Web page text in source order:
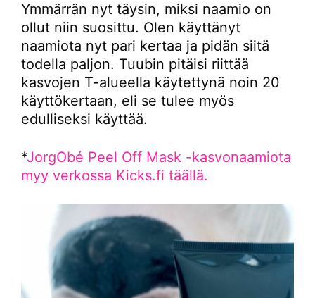
Ymmärrän nyt täysin, miksi naamio on
ollut niin suosittu. Olen käyttänyt
naamiota nyt pari kertaa ja pidän siitä
todella paljon. Tuubin pitäisi riittää
kasvojen T-alueella käytettynä noin 20
käyttökertaan, eli se tulee myös
edulliseksi käyttää.
*JorgObé Peel Off Mask -kasvonaamiota
myy verkossa Kicks.fi täällä.